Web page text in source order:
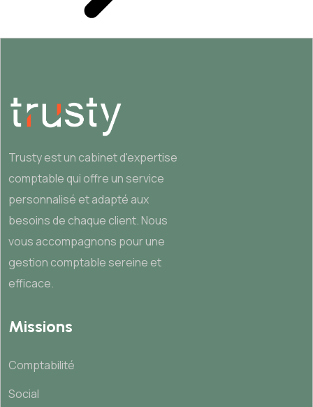
Trusty est un cabinet d'expertise
comptable qui offre un service
personnalisé et adapté aux
besoins de chaque client. Nous
vous accompagnons pour une
gestion comptable sereine et
efficace.
Missions
Comptabilité
Social